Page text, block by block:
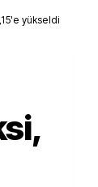
yükseldi